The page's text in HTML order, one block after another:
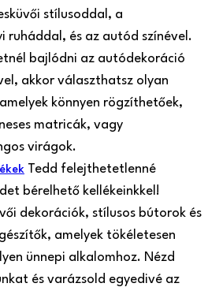
stílusoddal, a
ruháddal, és az autód színével.
bajlódni az autódekoráció
akkor választhatsz olyan
könnyen rögzíthetőek,
matricák, vagy
virágok.
Tedd felejthetetlenné
bérelhető kellékeinkkel!
dekorációk, stílusos bútorok és
amelyek tökéletesen
ünnepi alkalomhoz. Nézd
és varázsold egyedivé az